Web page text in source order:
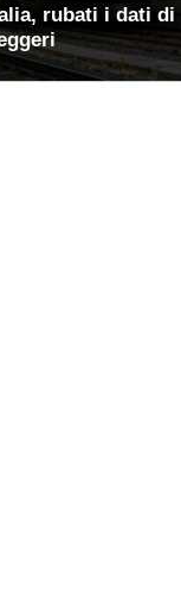
rubati i dati di